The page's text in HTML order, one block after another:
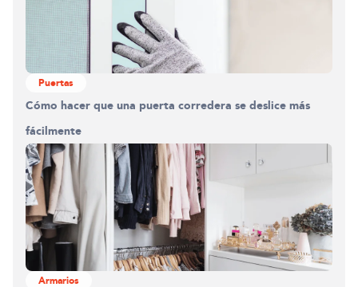
Puertas
Cómo hacer que una puerta corredera se deslice más
fácilmente
Armarios